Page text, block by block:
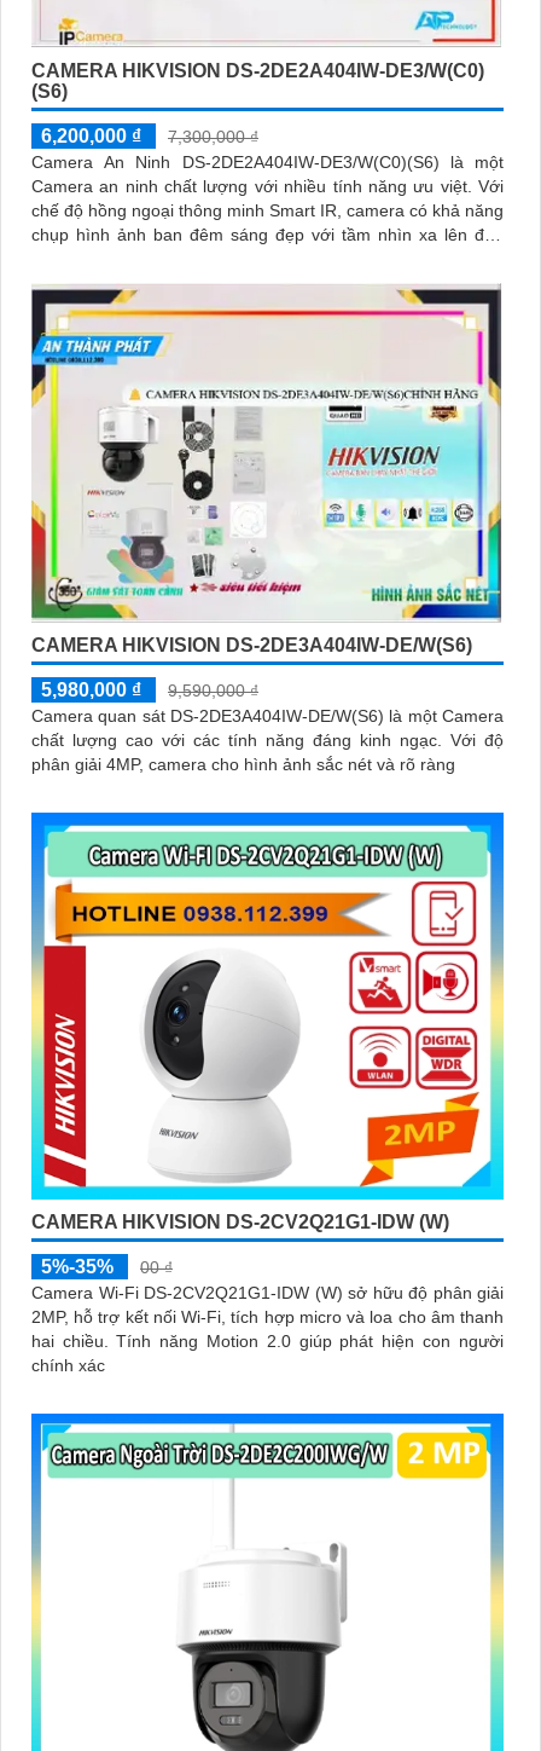
CAMERA HIKVISION DS-2DE2A404IW-DE3/W(C0)
(S6)
6,200,000 ₫
7,300,000 ₫
Camera An Ninh DS-2DE2A404IW-DE3/W(C0)(S6) là một
Camera an ninh chất lượng với nhiều tính năng ưu việt. Với
chế độ hồng ngoại thông minh Smart IR, camera có khả năng
chụp hình ảnh ban đêm sáng đẹp với tầm nhìn xa lên đến
CAMERA HIKVISION DS-2DE3A404IW-DE/W(S6)
5,980,000 ₫
9,590,000 ₫
Camera quan sát DS-2DE3A404IW-DE/W(S6) là một Camera
chất lượng cao với các tính năng đáng kinh ngạc. Với độ
phân giải 4MP, camera cho hình ảnh sắc nét và rõ ràng
CAMERA HIKVISION DS-2CV2Q21G1-IDW (W)
5%-35%
00 ₫
Camera Wi-Fi DS-2CV2Q21G1-IDW (W) sở hữu độ phân giải
2MP, hỗ trợ kết nối Wi-Fi, tích hợp micro và loa cho âm thanh
hai chiều. Tính năng Motion 2.0 giúp phát hiện con người
chính xác